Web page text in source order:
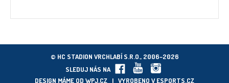
© HC STADION VRCHLABÍ S.R.O., 2006–2026
SLEDUJ NÁS NA
DESIGN MÁME OD WPJ.CZ | VYROBENO VESPORTS.CZ